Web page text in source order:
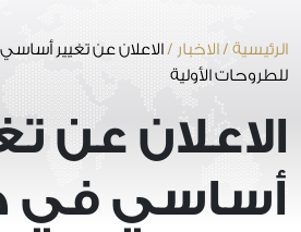
المحتوى
الرئيسية /الاخبار /الاعلان عن تغيير
للطروحات الأولية
الاعلان عن
أساسي في